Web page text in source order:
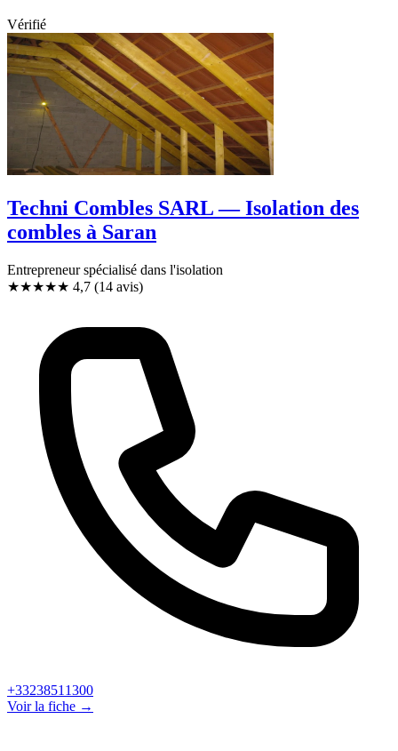
Vérifié
Techni Combles SARL — Isolation des
combles à Saran
Entrepreneur spécialisé dans l'isolation
★★★★★ 4,7 (14 avis)
+33238511300
Voir la fiche →